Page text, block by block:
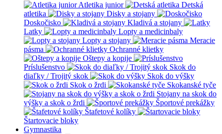
Atletika junior
Detská
atletika
Disky a stojany
Doskočisko
Kladivá a stojany
Latky
Lopty a medicinbaly
Lopty a stojany
Meracie
pásma
Ochranné klietky
Oštepy a kopije
Príslušenstvo
Skok do
diaľky / Trojitý skok
Skok do výšky
Skok o žrdi
Skokanské tyče
Stojany na skok do
výšky a skok o žrdi
Športové prekážky
Štafetové kolíky
Štartovacie bloky
Gymnastika